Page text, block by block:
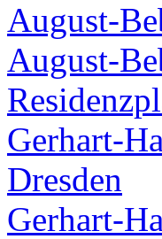
August-
August-
Gerhart-
Dresden
Gerhart-